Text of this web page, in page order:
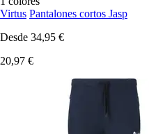
Virtus Pantalones cortos Jasp
Desde 34,95 €
20,97 €